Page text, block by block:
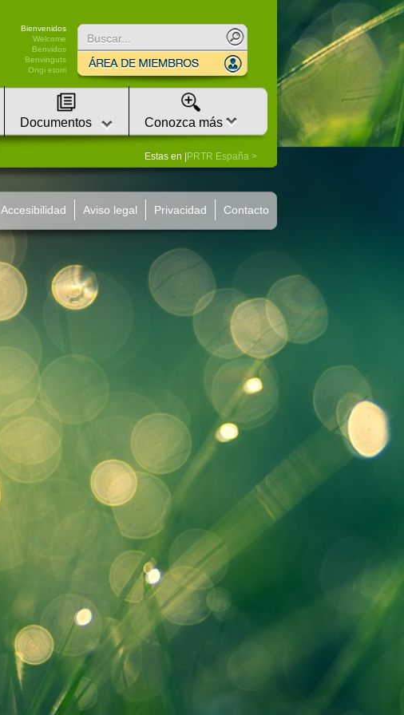
Bienvenidos
Welcome
Benvidos
Benvinguts
Ongi etorri
Documentos Conozca más
Estas en | PRTR España
Accesibilidad Aviso legal Privacidad Contacto